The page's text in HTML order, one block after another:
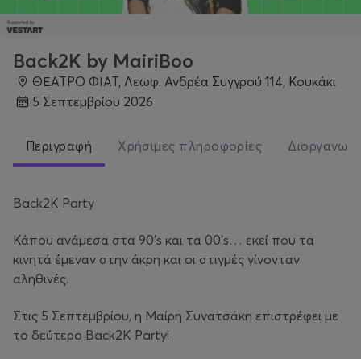
Back2K by MairiBoo
ΘΕΑΤΡΟ ΦΙΑΤ, Λεωφ. Ανδρέα Συγγρού 114, Κουκάκι
5 Σεπτεμβρίου 2026
Περιγραφή Χρήσιμες πληροφορίες
Back2K Party
Κάπου ανάμεσα στα 90’s και τα 00’s… εκεί που τα
κινητά έμεναν στην άκρη και οι στιγμές γίνονταν
αληθινές.
Στις 5 Σεπτεμβρίου, η Μαίρη Συνατσάκη επιστρέφει με
το δεύτερο Back2K Party!